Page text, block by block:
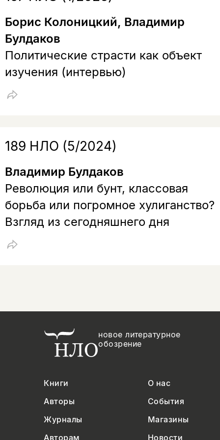
Борис Колоницкий, Владимир
Булдаков
Политические страсти как объект
изучения (интервью)
189 НЛО (5/2024)
Владимир Булдаков
Революция или бунт, классовая
борьба или погромное хулиганство?
Взгляд из сегодняшнего дня
новое литературное
обозрение
Книги
О нас
Авторы
События
Журналы
Магазины
Авторам
Новости